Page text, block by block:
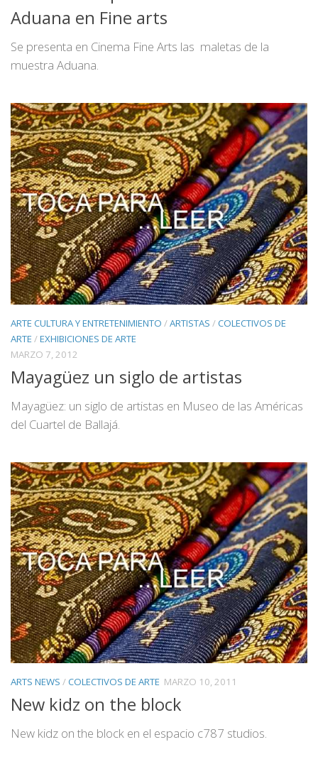
Aduana en Fine arts
Se presenta en Cinema Fine Arts las maletas de la
muestra Aduana.
ARTE CULTURA Y ENTRETENIMIENTO /ARTISTAS /COLECTIVOS DE
ARTE /EXHIBICIONES DE ARTE
MARZO 7, 2012
Mayagüez un siglo de artistas
Mayagüez: un siglo de artistas en Museo de las Américas
del Cuartel de Ballajá.
ARTS NEWS /COLECTIVOS DE ARTE MARZO 10, 2011
New kidz on the block
New kidz on the block en el espacio c787 studios.